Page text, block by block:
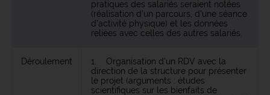
pratiques des salariés seraient notées
(réalisation d'un parcours, d'une séance
d'activité physique) et les données
reliées avec celles des autres salariés.
Déroulement
1. Organisation d'un RDV avec la
direction de la structure pour présenter
le projet (arguments : études
scientifiques sur les bienfaits de